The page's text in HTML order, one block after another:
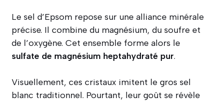
Le sel d’Epsom repose sur une alliance minérale
précise. Il combine du magnésium, du soufre et
de l’oxygène. Cet ensemble forme alors le
sulfate de magnésium heptahydraté pur.
Visuellement, ces cristaux imitent le gros sel
blanc traditionnel. Pourtant, leur goût se révèle